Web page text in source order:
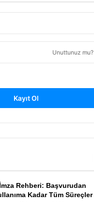
Unuttunuz mu?
Kayıt Ol
Rehberi: Başvurudan
Kadar Tüm Süreçler